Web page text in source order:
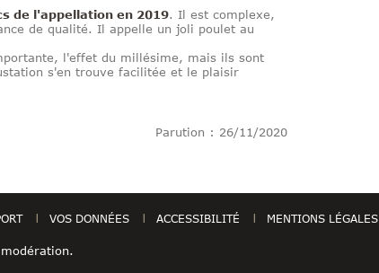
de l'appellation en 2019. Il est complexe,
de qualité. Il appelle un joli poulet au
l'effet du millésime, mais ils sont
s'en trouve facilitée et le plaisir
Parution : 26/11/2020
VOS DONNÉES ACCESSIBILITÉ MENTIONS LÉGALES